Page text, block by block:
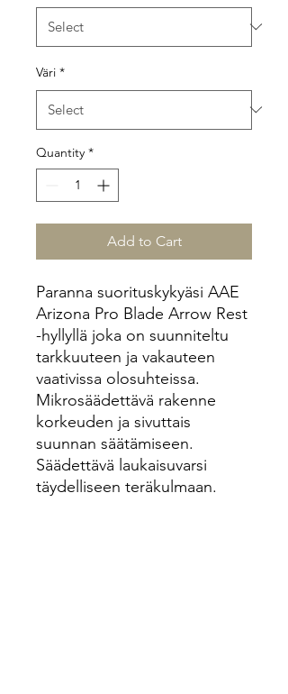
Väri *
Quantity *
Add to Cart
Paranna suorituskykyäsi AAE
Arizona Pro Blade Arrow Rest
-hyllyllä joka on suunniteltu
tarkkuuteen ja vakauteen
vaativissa olosuhteissa.
Mikrosäädettävä rakenne
korkeuden ja sivuttais
suunnan säätämiseen.
Säädettävä laukaisuvarsi
täydelliseen teräkulmaan.